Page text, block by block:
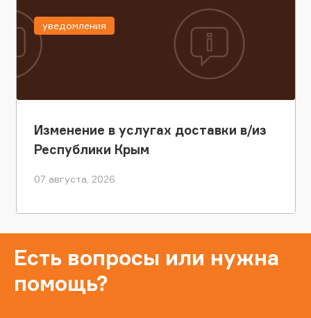
Изменение в услугах доставки в/из
Республики Крым
07 августа, 2026
уведомления
Есть вопросы или нужна
помощь?